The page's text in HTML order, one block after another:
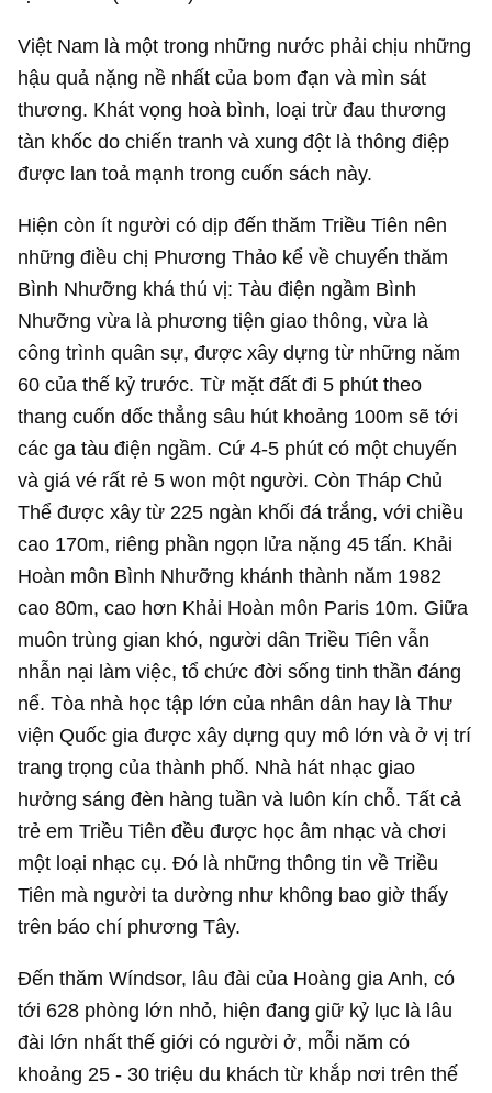
Việt Nam là một trong những nước phải chịu những
hậu quả nặng nề nhất của bom đạn và mìn sát
thương. Khát vọng hoà bình, loại trừ đau thương
tàn khốc do chiến tranh và xung đột là thông điệp
được lan toả mạnh trong cuốn sách này.
Hiện còn ít người có dịp đến thăm Triều Tiên nên
những điều chị Phương Thảo kể về chuyến thăm
Bình Nhưỡng khá thú vị: Tàu điện ngầm Bình
Nhưỡng vừa là phương tiện giao thông, vừa là
công trình quân sự, được xây dựng từ những năm
60 của thế kỷ trước. Từ mặt đất đi 5 phút theo
thang cuốn dốc thẳng sâu hút khoảng 100m sẽ tới
các ga tàu điện ngầm. Cứ 4-5 phút có một chuyến
và giá vé rất rẻ 5 won một người. Còn Tháp Chủ
Thể được xây từ 225 ngàn khối đá trắng, với chiều
cao 170m, riêng phần ngọn lửa nặng 45 tấn. Khải
Hoàn môn Bình Nhưỡng khánh thành năm 1982
cao 80m, cao hơn Khải Hoàn môn Paris 10m. Giữa
muôn trùng gian khó, người dân Triều Tiên vẫn
nhẫn nại làm việc, tổ chức đời sống tinh thần đáng
nể. Tòa nhà học tập lớn của nhân dân hay là Thư
viện Quốc gia được xây dựng quy mô lớn và ở vị trí
trang trọng của thành phố. Nhà hát nhạc giao
hưởng sáng đèn hàng tuần và luôn kín chỗ. Tất cả
trẻ em Triều Tiên đều được học âm nhạc và chơi
một loại nhạc cụ. Đó là những thông tin về Triều
Tiên mà người ta dường như không bao giờ thấy
trên báo chí phương Tây.
Đến thăm Wíndsor, lâu đài của Hoàng gia Anh, có
tới 628 phòng lớn nhỏ, hiện đang giữ kỷ lục là lâu
đài lớn nhất thế giới có người ở, mỗi năm có
khoảng 25 - 30 triệu du khách từ khắp nơi trên thế